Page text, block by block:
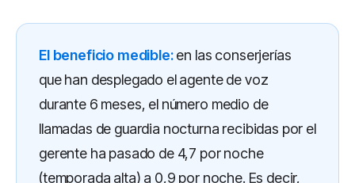
El beneficio medible:en las conserjerías
que han desplegado el agente de voz
durante 6 meses, el número medio de
llamadas de guardia nocturna recibidas por el
gerente ha pasado de 4,7 por noche
(temporada alta) a 0,9 por noche. Es decir,